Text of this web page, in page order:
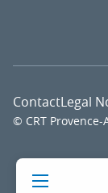
© CRT
ContactLegal